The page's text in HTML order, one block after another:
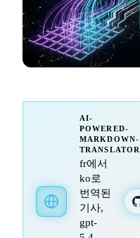
AI-
POWERED-
MARKDOWN-
TRANSLATOR
fr에서
ko로
번역된
기사,
gpt-